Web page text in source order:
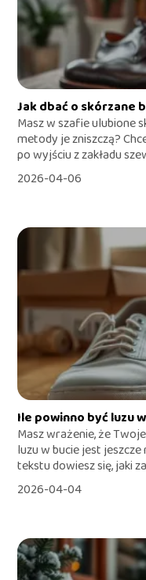
Jak dbać o skórzane
Masz w szafie ulubione
metody je zniszczą?
po wyjściu z zakładu
2026-04-06
Ile powinno być luzu
Masz wrażenie, że
luzu w bucie jest
tekstu dowiesz się, jaki
2026-04-04